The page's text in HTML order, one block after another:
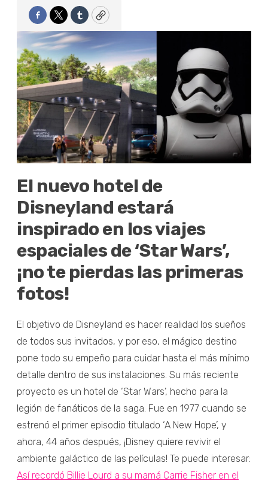
Facebook
TwitterTumblrCopy
El nuevo hotel de
Disneyland estará
inspirado en los viajes
espaciales de ‘Star Wars’,
¡no te pierdas las primeras
fotos!
El objetivo de Disneyland es hacer realidad los sueños
de todos sus invitados, y por eso, el mágico destino
pone todo su empeño para cuidar hasta el más mínimo
detalle dentro de sus instalaciones. Su más reciente
proyecto es un hotel de ‘Star Wars’, hecho para la
legión de fanáticos de la saga. Fue en 1977 cuando se
estrenó el primer episodio titulado ‘A New Hope’, y
ahora, 44 años después, ¡Disney quiere revivir el
ambiente galáctico de las películas! Te puede interesar:
Así recordó Billie Lourd a su mamá Carrie Fisher en el